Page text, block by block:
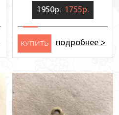
1950р. 1755р.
KУПИТЬ подробнее >